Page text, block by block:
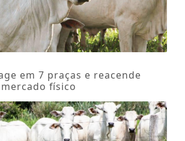
em 7 praças e reacende
físico